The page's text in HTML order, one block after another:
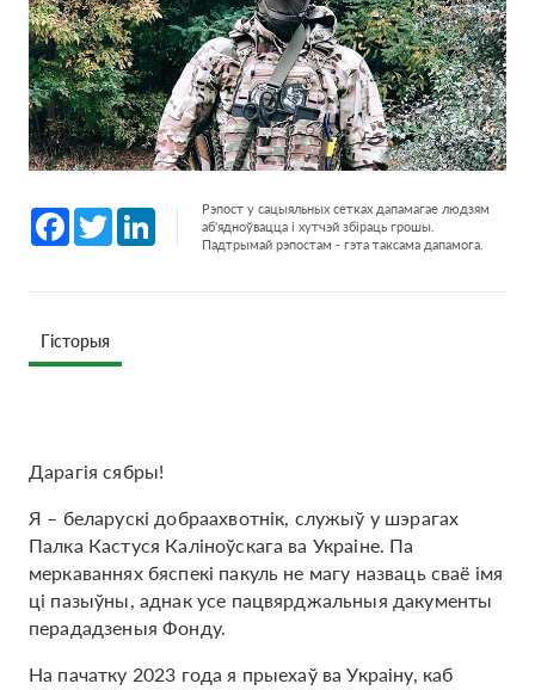
Facebook
Twitter LinkedInРэпост у сацыяльных сетках дапамагае людзям
аб'ядноўвацца і хутчэй збіраць грошы.
Падтрымай рэпостам - гэта таксама дапамога.
Гісторыя
Дарагія сябры!
Я – беларускі добраахвотнік, служыў у шэрагах
Палка Кастуся Каліноўскага ва Украіне. Па
меркаваннях бяспекі пакуль не магу назваць сваё імя
ці пазыўны, аднак усе пацвярджальныя дакументы
перададзеныя Фонду.
На пачатку 2023 года я прыехаў ва Украіну, каб